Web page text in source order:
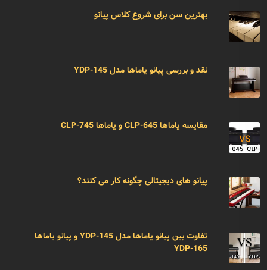
بهترین سن برای شروع کلاس پیانو
نقد و بررسی پیانو یاماها مدل YDP-145
مقایسه یاماها CLP-645 و یاماها CLP-745
پیانو های دیجیتالی چگونه کار می کنند؟
تفاوت بین پیانو یاماها مدل YDP-145 و پیانو یاماها
YDP-165